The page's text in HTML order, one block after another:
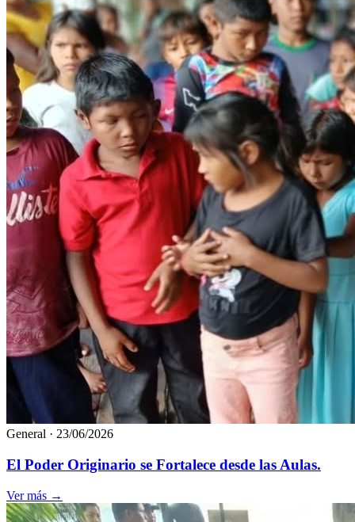
General · 23/06/2026
El Poder Originario se Fortalece desde las Aulas.
Ver más →